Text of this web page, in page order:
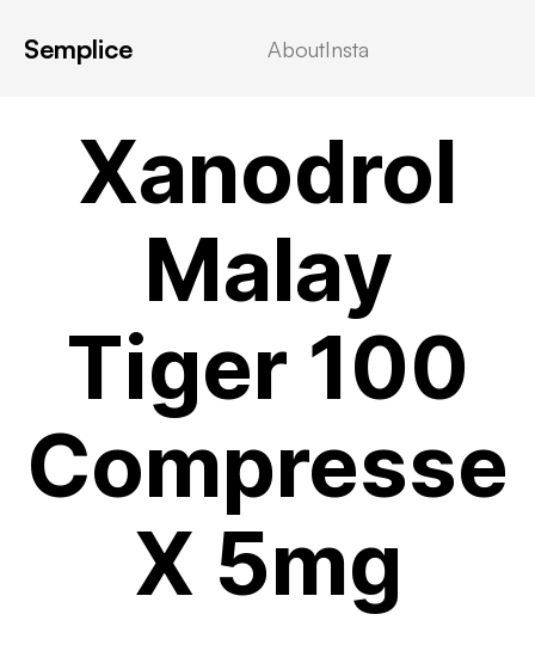
Semplice AboutInsta
Xanodrol
Malay
Tiger 100
Compresse
X 5mg